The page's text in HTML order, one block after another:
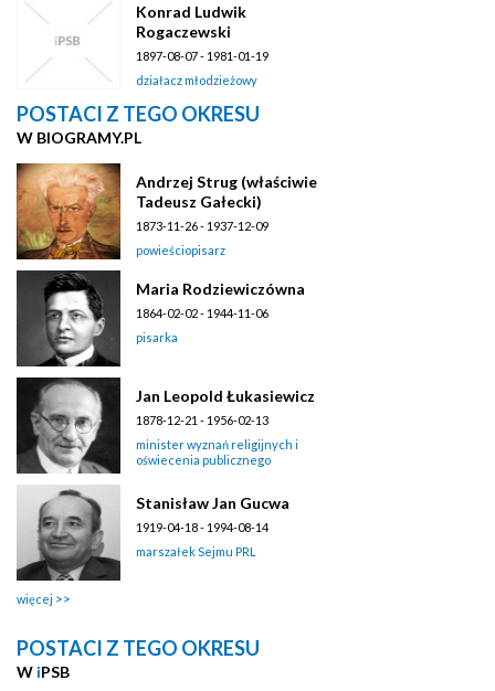
Konrad Ludwik
Rogaczewski
1897-08-07 - 1981-01-19
działacz młodzieżowy
POSTACI Z TEGO OKRESU
W BIOGRAMY.PL
Andrzej Strug (właściwie
Tadeusz Gałecki)
1873-11-26 - 1937-12-09
powieściopisarz
Maria Rodziewiczówna
1864-02-02 - 1944-11-06
pisarka
Jan Leopold Łukasiewicz
1878-12-21 - 1956-02-13
minister wyznań religijnych i
oświecenia publicznego
Stanisław Jan Gucwa
1919-04-18 - 1994-08-14
marszałek Sejmu PRL
więcej
POSTACI Z TEGO OKRESU
W iPSB